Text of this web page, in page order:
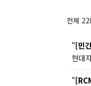
전체
"[민
현대
"